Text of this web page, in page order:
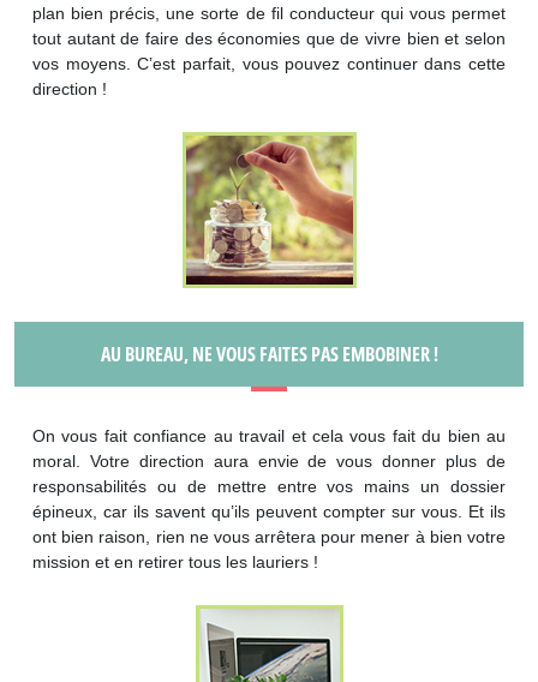
plan bien précis, une sorte de fil conducteur qui vous permet
tout autant de faire des économies que de vivre bien et selon
vos moyens. C’est parfait, vous pouvez continuer dans cette
direction !
AU BUREAU, NE VOUS FAITES PAS EMBOBINER !
On vous fait confiance au travail et cela vous fait du bien au
moral. Votre direction aura envie de vous donner plus de
responsabilités ou de mettre entre vos mains un dossier
épineux, car ils savent qu’ils peuvent compter sur vous. Et ils
ont bien raison, rien ne vous arrêtera pour mener à bien votre
mission et en retirer tous les lauriers !